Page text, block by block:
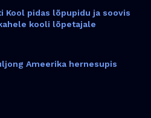
Kool pidas lõpupidu ja soovis
kooli lõpetajale
Ameerika hernesupis